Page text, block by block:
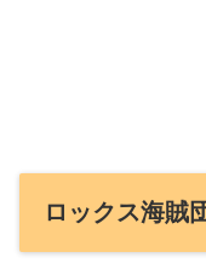
ロックス海賊